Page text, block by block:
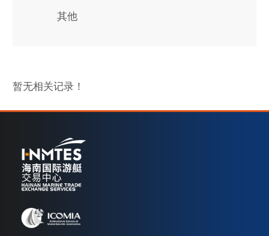
其他
暂无相关记录！